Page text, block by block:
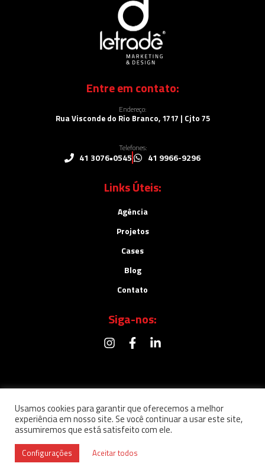
Entre em contato:
Endereço:
Rua Visconde do Rio Branco, 1717 | Cjto 75
Telefones:
41 3076•0545 41 9966-9296
Links Úteis:
Agência
Projetos
Cases
Blog
Contato
Siga-nos:
Política de Privacidade
© Copyright Letradê Marketing & Design 2024
Usamos cookies para garantir que oferecemos a melhor
experiência em nosso site. Se você continuar a usar este site,
assumiremos que está satisfeito com ele.
Configurações Aceitar todos